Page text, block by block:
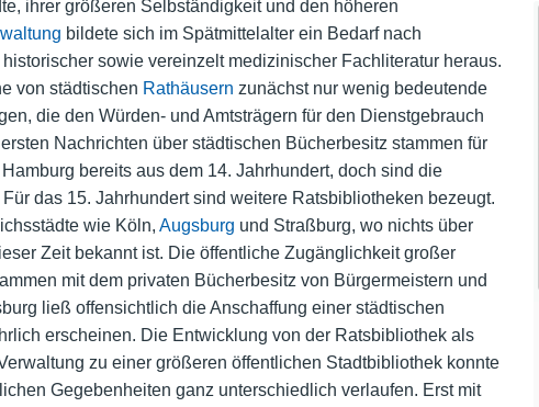
ihrer größeren Selbständigkeit und den höheren
bildete sich im Spätmittelalter ein Bedarf nach
sowie vereinzelt medizinischer Fachliteratur heraus.
von städtischen Rathäusern zunächst nur wenig bedeutende
die den Würden- und Amtsträgern für den Dienstgebrauch
Nachrichten über städtischen Bücherbesitz stammen für
bereits aus dem 14. Jahrhundert, doch sind die
das 15. Jahrhundert sind weitere Ratsbibliotheken bezeugt.
wie Köln, Augsburg und Straßburg, wo nichts über
Zeit bekannt ist. Die öffentliche Zugänglichkeit großer
mit dem privaten Bücherbesitz von Bürgermeistern und
ließ offensichtlich die Anschaffung einer städtischen
erscheinen. Die Entwicklung von der Ratsbibliothek als
zu einer größeren öffentlichen Stadtbibliothek konnte
Gegebenheiten ganz unterschiedlich verlaufen. Erst mit